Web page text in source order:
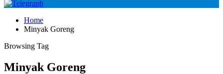
Home
Minyak Goreng
Browsing Tag
Minyak Goreng